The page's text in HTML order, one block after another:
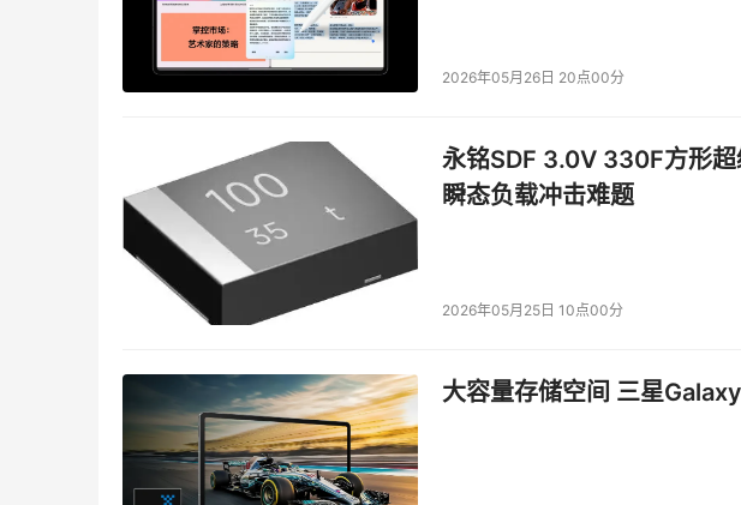
试，可能面对的问题最多也最复杂。
虽然在简单环境中，存储分包的争夺也已接近价格战和关系战，但有
持续服务能力上得到保证，而在这方面，除了声誉之外，存储SI能直接
少类似项目的运作经验。杨志雷就提到，在多个项目中的招标中，同有
源。而值钱的极致，是把存储系统的服务挖出来做成单独一个包，这同
体现。
分包的利益对弈
储设备，因为公司小，技术总监杨国宇也在跟项目，谈到招标，他显得
谈的是分包的利益问题，分包占该公司业务70%以上。
对于分包，所有人都不会天真地认为一笔收入稳入囊中，经过总包一
2026年05月26日 20点00分
永铭SDF 3.0V 330F方形
瞬态负载冲击难题
2026年05月25日 10点00分
大容量存储空间 三星